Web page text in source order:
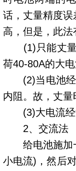
话，丈量精度
高，但是，此
(1)只能丈量
荷40-80A的大
(2)当电池经
内阻。故，丈
(3)大电流经
2、交流法
给电池施加一
小电流)，然后